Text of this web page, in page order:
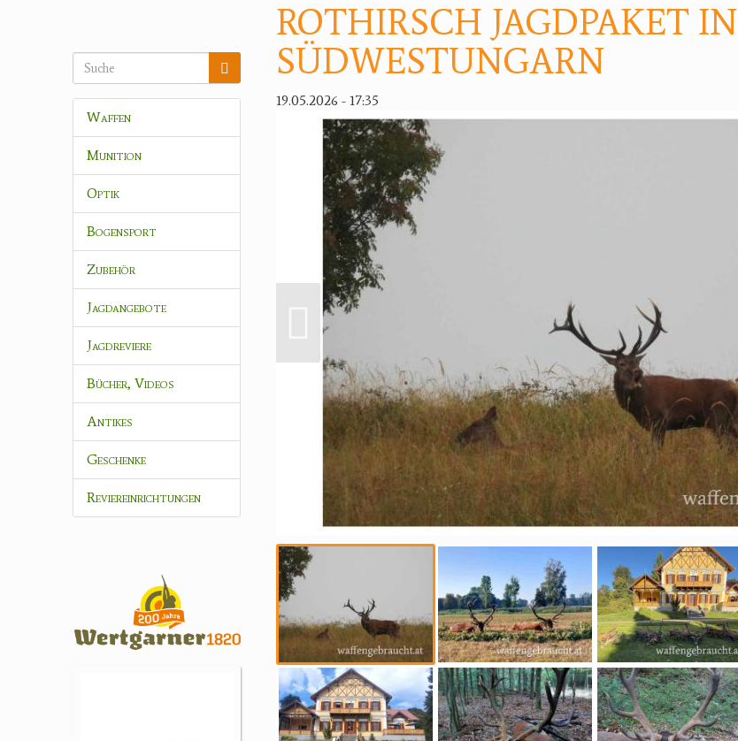
Waffen
Munition
Optik
Bogensport
Zubehör
Jagdangebote
Jagdreviere
Bücher, Videos
Antikes
Geschenke
Reviereinrichtungen
ROTHIRSCH JAGDPAKET IN
SÜDWESTUNGARN
19.05.2026 - 17:35